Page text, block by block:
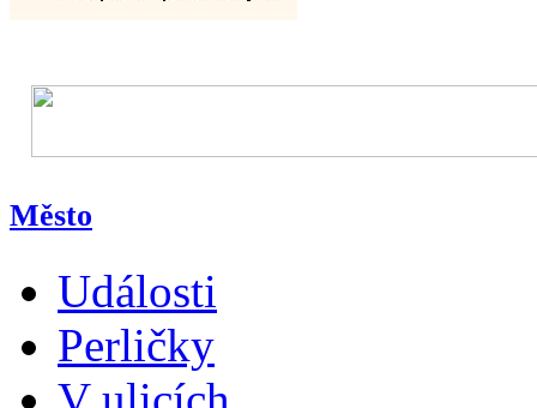
Město
Události
Perličky